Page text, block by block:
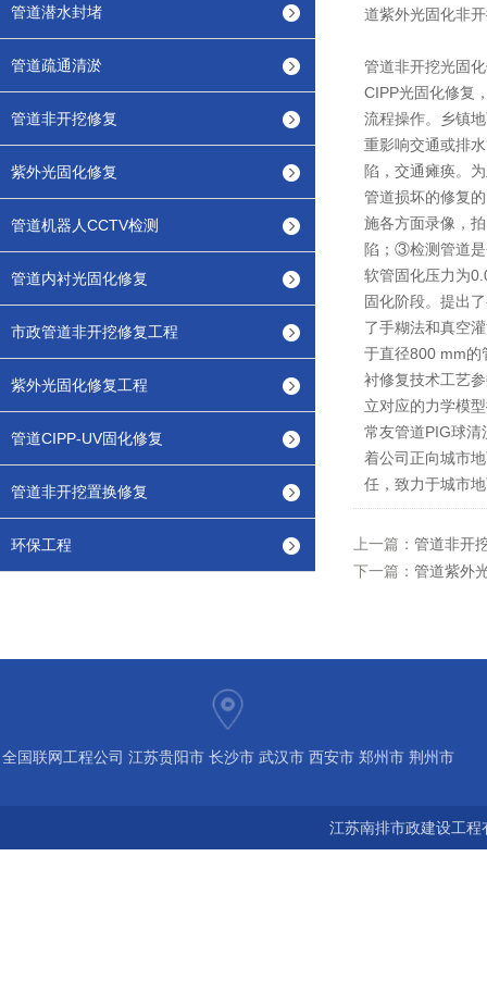
管道潜水封堵
管道疏通清淤
管道非开挖修复
紫外光固化修复
管道机器人CCTV检测
管道内衬光固化修复
市政管道非开挖修复工程
紫外光固化修复工程
管道CIPP-UV固化修复
管道非开挖置换修复
环保工程
道紫外光固化非
管道非开挖光固
CIPP光固化修复
流程操作。乡镇
重影响交通或排
陷，交通瘫痪。
管道损坏的修复
施各方面录像，
陷；③检测管道
软管固化压力为
固化阶段。提出
了手糊法和真空
于直径800 mm的
衬修复技术工艺
立对应的力学模
常友管道PIG球
着公司正向城市
任，致力于城市
上一篇： 管道非开
下一篇： 管道紫外
全国联网工程公司 江苏贵阳市 长沙市 武汉市 西安市 郑州市 荆州市
江苏南排市政建设工